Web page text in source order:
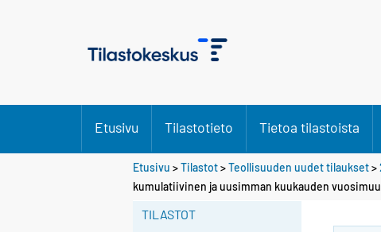
Etusivu Tilastotieto Tietoa tilastoista
Etusivu >Tilastot>Teollisuuden uudet tilaukset>
kumulatiivinen ja uusimman kuukauden
TILASTOT